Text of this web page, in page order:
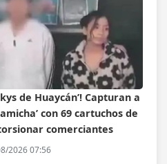
de Huaycán’! Capturan a
con 69 cartuchos de
comerciantes
2026 07:56